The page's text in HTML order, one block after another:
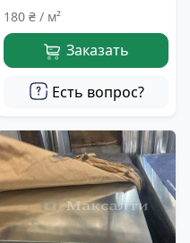
180 ₴ / м²
Заказать
Есть вопрос?